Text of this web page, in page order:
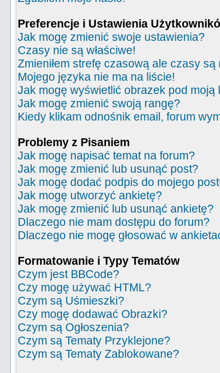
Preferencje i Ustawienia
Jak mogę zmienić swoje ustawienia?
Czasy nie są właściwe!
Zmieniłem strefę czasową ale czasy są
Mojego języka nie ma na liście!
Jak mogę wyświetlić obrazek pod moją
Jak mogę zmienić swoją rangę?
Kiedy klikam odnośnik email, forum
Problemy z Pisaniem
Jak mogę napisać temat na forum?
Jak mogę zmienić lub usunąć post?
Jak mogę dodać podpis do mojego
Jak mogę utworzyć ankietę?
Jak mogę zmienić lub usunąć ankietę?
Dlaczego nie mam dostępu do forum?
Dlaczego nie mogę głosować w
Formatowanie i Typy Tematów
Czym jest BBCode?
Czy mogę używać HTML?
Czym są Uśmieszki?
Czy mogę dodawać Obrazki?
Czym są Ogłoszenia?
Czym są Tematy Przyklejone?
Czym są Tematy Zablokowane?